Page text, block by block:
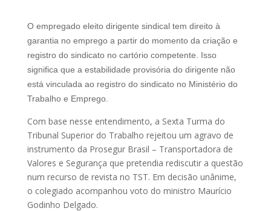
O empregado eleito dirigente sindical tem direito à
garantia no emprego a partir do momento da criação e
registro do sindicato no cartório competente. Isso
significa que a estabilidade provisória do dirigente não
está vinculada ao registro do sindicato no Ministério do
Trabalho e Emprego.
Com base nesse entendimento, a Sexta Turma do
Tribunal Superior do Trabalho rejeitou um agravo de
instrumento da Prosegur Brasil – Transportadora de
Valores e Segurança que pretendia rediscutir a questão
num recurso de revista no TST. Em decisão unânime,
o colegiado acompanhou voto do ministro Maurício
Godinho Delgado.